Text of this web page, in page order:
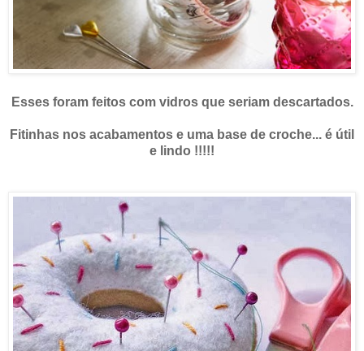
Esses foram feitos com vidros que seriam descartados.
Fitinhas nos acabamentos e uma base de croche... é útil
e lindo !!!!!